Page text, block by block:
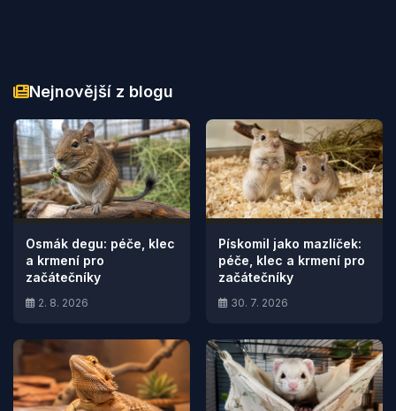
Nejnovější z blogu
Osmák degu: péče, klec
a krmení pro
začátečníky
2. 8. 2026
Pískomil jako mazlíček:
péče, klec a krmení pro
začátečníky
30. 7. 2026